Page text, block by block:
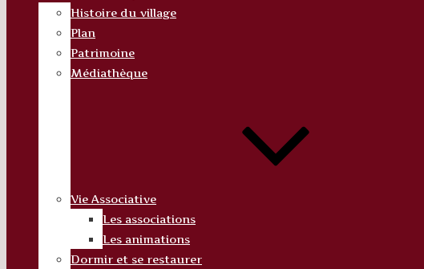
Histoire du village
Plan
Patrimoine
Médiathèque
Vie Associative
Les associations
Les animations
Dormir et se restaurer